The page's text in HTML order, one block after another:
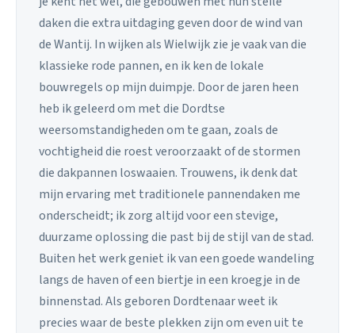
daken die extra uitdaging geven door de wind van
de Wantij. In wijken als Wielwijk zie je vaak van die
klassieke rode pannen, en ik ken de lokale
bouwregels op mijn duimpje. Door de jaren heen
heb ik geleerd om met die Dordtse
weersomstandigheden om te gaan, zoals de
vochtigheid die roest veroorzaakt of de stormen
die dakpannen loswaaien. Trouwens, ik denk dat
mijn ervaring met traditionele pannendaken me
onderscheidt; ik zorg altijd voor een stevige,
duurzame oplossing die past bij de stijl van de stad.
Buiten het werk geniet ik van een goede wandeling
langs de haven of een biertje in een kroegje in de
binnenstad. Als geboren Dordtenaar weet ik
precies waar de beste plekken zijn om even uit te